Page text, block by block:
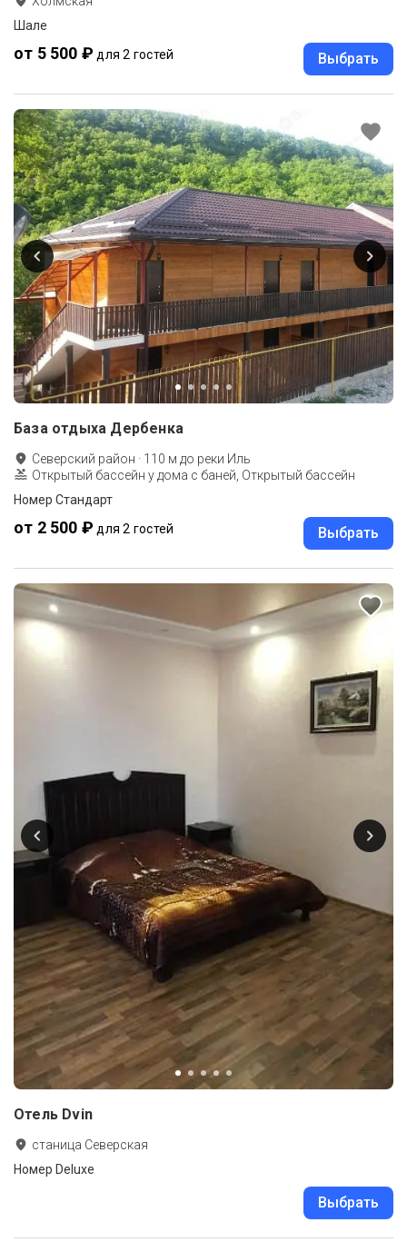
Шале
от 5 500 ₽ для 2 гостей Выбрать
База отдыха Дербенка
Северский район · 110 м до реки Иль
Открытый бассейн у дома с баней, Открытый бассейн
Номер Стандарт
от 2 500 ₽ для 2 гостей Выбрать
Отель Dvin
станица Северская
Номер Deluxe
Выбрать